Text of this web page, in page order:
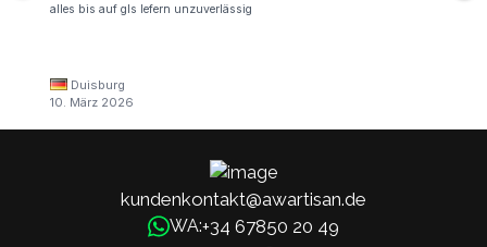
alles bis auf gls lefern unzuverlässig
Duisburg
10. März 2026
kundenkontakt@awartisan.de
WA:+34 67850 20 49